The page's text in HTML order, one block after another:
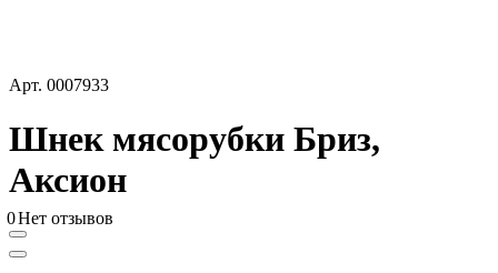
Арт. 0007933
Шнек мясорубки Бриз,
Аксион
0Нет отзывов